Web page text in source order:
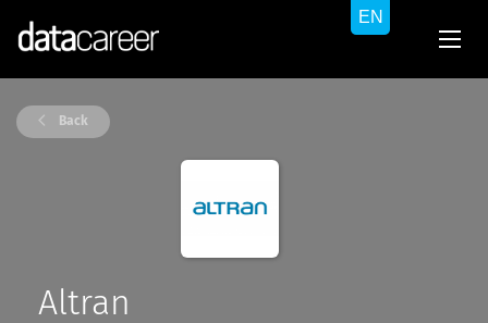
Back
Altran